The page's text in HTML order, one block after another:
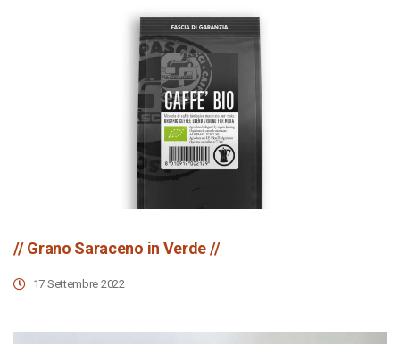
// Grano Saraceno in Verde //
17 Settembre 2022